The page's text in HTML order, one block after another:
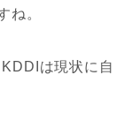
ね。
は現状に自